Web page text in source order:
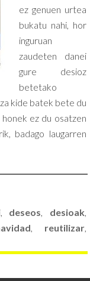
ez genuen urtea
bukatu nahi, hor
inguruan
zaudeten danei
gure desioz
betetako
kide batek bete du
ez du osatzen
badago laugarren
, deseos, desioak,
, reutilizar,